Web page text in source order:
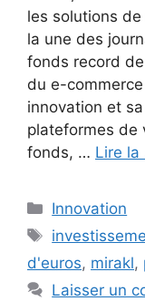
les solutions
la une des
fonds record
du e-
innovation et
plateformes de
fonds, … Lire la
Catégories
Innovation
Étiquettes
d'euros, mirakl,
Laisser un